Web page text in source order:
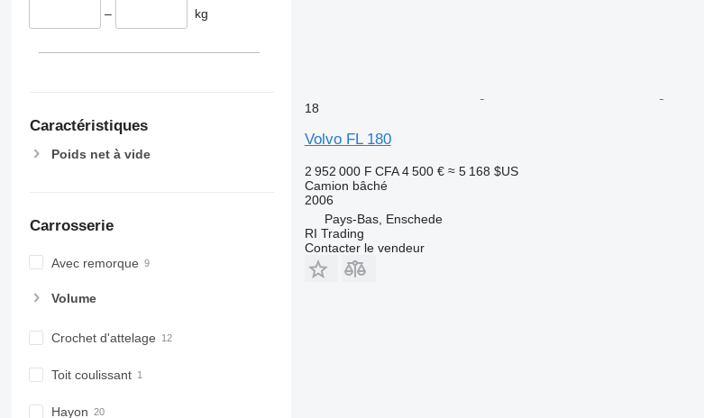
– kg
Caractéristiques
Poids net à vide
Carrosserie
Avec remorque
Volume
Crochet d'attelage
Toit coulissant
Hayon
18
Volvo FL 180
2 952 000 F CFA 4 500 € ≈ 5 168 $US
Camion bâché
2006
Pays-Bas, Enschede
RI Trading
Contacter le vendeur